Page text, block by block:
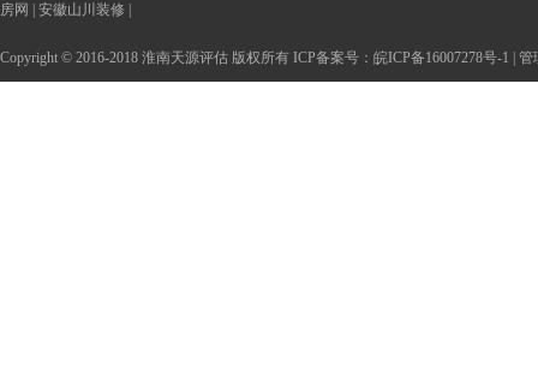
房网 安徽山川装修
Copyright © 2016-2018 淮南天源评估 版权所有 ICP备案号： 皖ICP备16007278号-1 管